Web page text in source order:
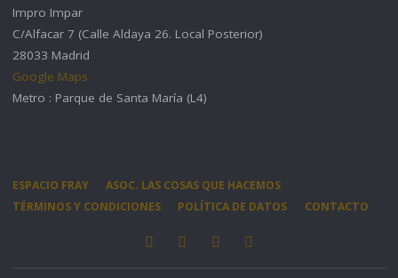
Impro Impar
C/Alfacar 7 (Calle Aldaya 26. Local Posterior)
28033 Madrid
Google Maps
Metro : Parque de Santa María (L4)
ESPACIO FRAY
ASOC. LAS COSAS QUE HACEMOS
TÉRMINOS Y CONDICIONES
POLÍTICA DE DATOS CONTACTO